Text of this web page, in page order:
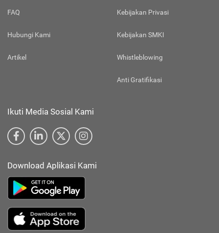
FAQ
Hubungi Kami
Artikel
Kebijakan Privasi
Kebijakan SMKI
Whistleblowing
Anti Gratifikasi
Ikuti Media Sosial Kami
Download Aplikasi Kami